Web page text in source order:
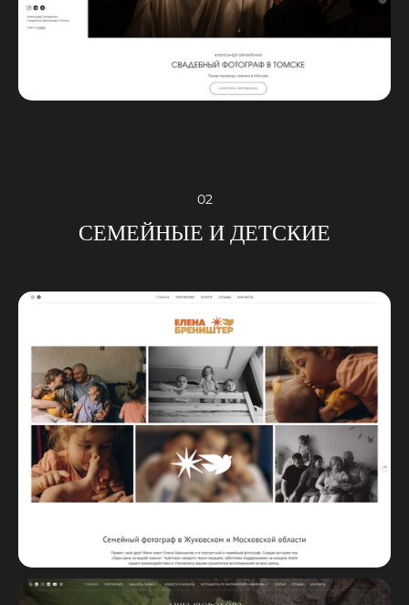
02
СЕМЕЙНЫЕ И ДЕТСКИЕ